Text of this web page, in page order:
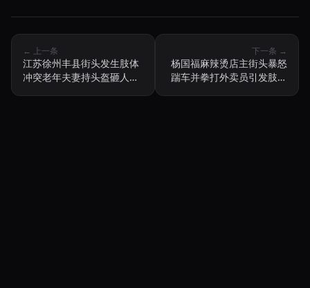
← 上一条
江苏徐州丰县街头发生肢体
冲突老年夫妻持头盔砸人被
下一条 →
杨国福麻辣烫店主街头暴怒
踹车并拳打外卖员引发肢体